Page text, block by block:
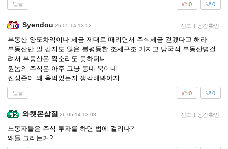
답글 0
0
Syendou 26-05-14 12:52 신고 | 공감 확인
부동산 양도차익이나 세금 제대로 때리면서 주식세금 걷겠다고 해라
부동산만 말 같지도 않은 불평등한 조세구조 가지고 망국적 부동산병걸
려서 부동산은 찍소리도 못하더니
뭔놈의 주식은 아주 그냥 동네 북이네
진성준이 왜 욕먹었는지 생각해봐야지
답글 0
0
와켓몬삽질 26-05-14 13:08 신고 | 공감 확인
노동자들은 주식 투자를 하면 법에 걸리나?
왜들 그러는겨?